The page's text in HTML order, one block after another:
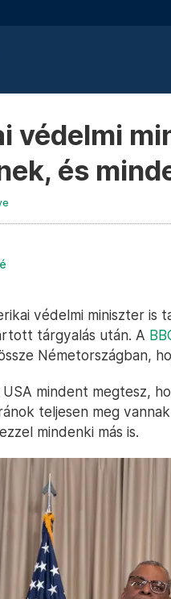
védelmi
és
védelmi miniszter
tárgyalás után. A
Németországban,
mindent megtesz,
teljesen meg
mindenki más is.